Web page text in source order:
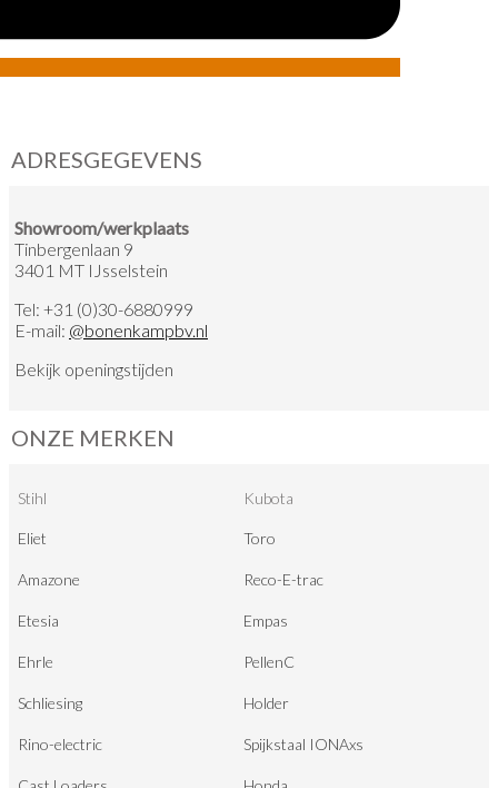
ADRESGEGEVENS
Showroom/werkplaats
Tinbergenlaan 9
3401 MT IJsselstein
Tel: +31 (0)30-6880999
E-mail: @bonenkampbv.nl
Bekijk openingstijden
ONZE MERKEN
Stihl Kubota
Eliet Toro
Amazone Reco-E-trac
Etesia Empas
Ehrle PellenC
Schliesing Holder
Rino-electric Spijkstaal IONAxs